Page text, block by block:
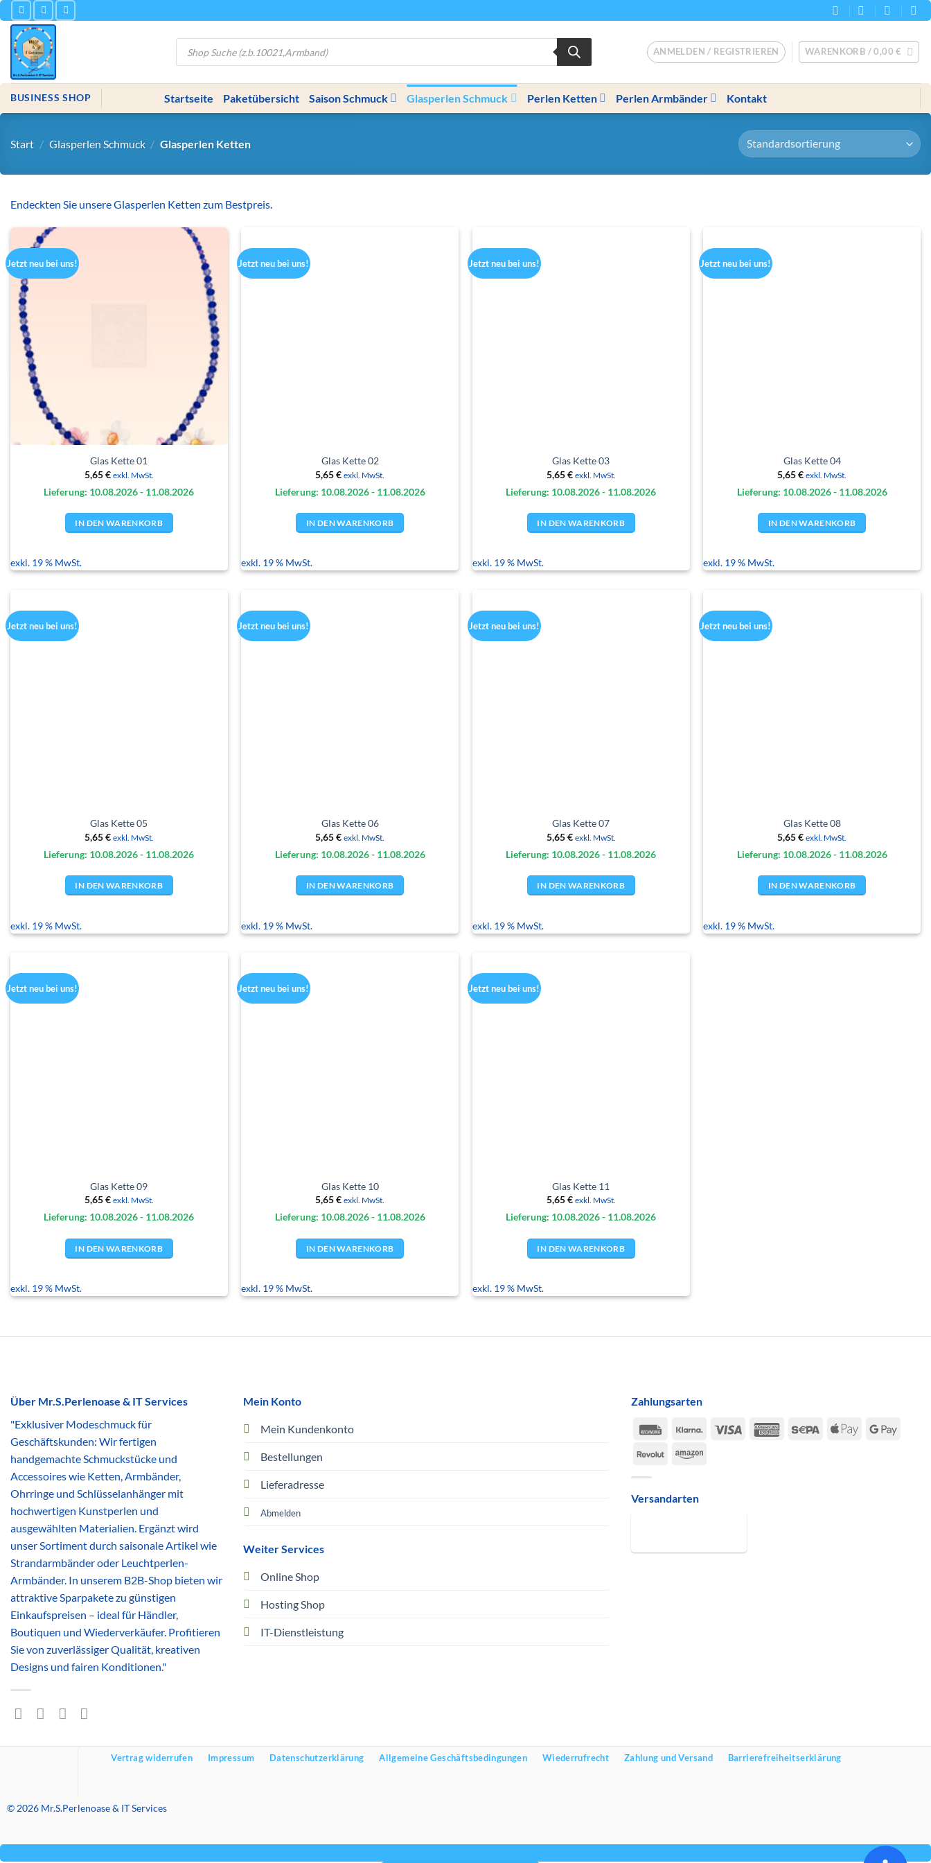
Zum
Inhalt
springen
Products
search
ANMELDEN / REGISTRIEREN WARENKORB /0,00€
BUSINESS SHOP Startseite Paketübersicht Saison Schmuck Glasperlen Schmuck Perlen Ketten Perlen Armbänder Kontakt
Start / Glasperlen Schmuck / Glasperlen Ketten
Endeckten Sie unsere Glasperlen Ketten zum Bestpreis.
Jetzt neu bei uns!
Glas Kette 01
5,65€ exkl. MwSt.
Lieferung: 10.08.2026- 11.08.2026
IN DEN WARENKORB
exkl. 19 % MwSt.
Jetzt neu bei uns!
Glas Kette 02
5,65€ exkl. MwSt.
Lieferung: 10.08.2026- 11.08.2026
IN DEN WARENKORB
exkl. 19 % MwSt.
Jetzt neu bei uns!
Glas Kette 03
5,65€ exkl. MwSt.
Lieferung: 10.08.2026- 11.08.2026
IN DEN WARENKORB
exkl. 19 % MwSt.
Jetzt neu bei uns!
Glas Kette 04
5,65€ exkl. MwSt.
Lieferung: 10.08.2026- 11.08.2026
IN DEN WARENKORB
exkl. 19 % MwSt.
Jetzt neu bei uns!
Glas Kette 05
5,65€ exkl. MwSt.
Lieferung: 10.08.2026- 11.08.2026
IN DEN WARENKORB
exkl. 19 % MwSt.
Jetzt neu bei uns!
Glas Kette 06
5,65€ exkl. MwSt.
Lieferung: 10.08.2026- 11.08.2026
IN DEN WARENKORB
exkl. 19 % MwSt.
Jetzt neu bei uns!
Glas Kette 07
5,65€ exkl. MwSt.
Lieferung: 10.08.2026- 11.08.2026
IN DEN WARENKORB
exkl. 19 % MwSt.
Jetzt neu bei uns!
Glas Kette 08
5,65€ exkl. MwSt.
Lieferung: 10.08.2026- 11.08.2026
IN DEN WARENKORB
exkl. 19 % MwSt.
Jetzt neu bei uns!
Glas Kette 09
5,65€ exkl. MwSt.
Lieferung: 10.08.2026- 11.08.2026
IN DEN WARENKORB
exkl. 19 % MwSt.
Jetzt neu bei uns!
Glas Kette 10
5,65€ exkl. MwSt.
Lieferung: 10.08.2026- 11.08.2026
IN DEN WARENKORB
exkl. 19 % MwSt.
Jetzt neu bei uns!
Glas Kette 11
5,65€ exkl. MwSt.
Lieferung: 10.08.2026- 11.08.2026
IN DEN WARENKORB
exkl. 19 % MwSt.
Über Mr.S.Perlenoase & IT Services
"Exklusiver Modeschmuck für
Geschäftskunden: Wir fertigen
handgemachte Schmuckstücke und
Accessoires wie Ketten, Armbänder,
Ohrringe und Schlüsselanhänger mit
hochwertigen Kunstperlen und
ausgewählten Materialien. Ergänzt wird
unser Sortiment durch saisonale Artikel wie
Strandarmbänder oder Leuchtperlen-
Armbänder. In unserem B2B-Shop bieten wir
attraktive Sparpakete zu günstigen
Einkaufspreisen – ideal für Händler,
Boutiquen und Wiederverkäufer. Profitieren
Sie von zuverlässiger Qualität, kreativen
Designs und fairen Konditionen."
Mein Konto
Mein Kundenkonto
Bestellungen
Lieferadresse
Abmelden
Weiter Services
Online Shop
Hosting Shop
IT-Dienstleistung
Zahlungsarten
Rechung
Klarna Visa
American Sepa
Apple
Google
RevolutAmazon
Versandarten
Vertrag widerrufen Impressum Datenschutzerklärung Allgemeine Geschäftsbedingungen Wiederrufrecht Zahlung und Versand Barrierefreiheitserklärung
© 2026 Mr.S.Perlenoase & IT Services